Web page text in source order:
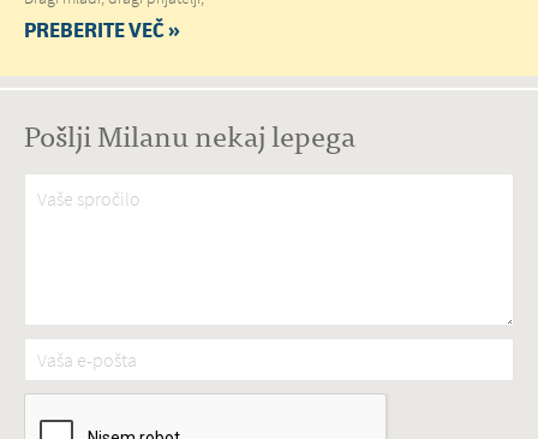
PREBERITE VEČ »
Pošlji Milanu nekaj lepega
Vaše spročilo*
Vaša e-pošta*